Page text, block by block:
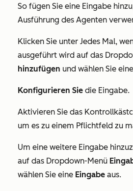
So fügen Sie eine Eingabe
Ausführung des Agenten
Klicken Sie unter Jedes Mal,
ausgeführt wird auf das
hinzufügen und wählen Sie eine
Konfigurieren Sie die Eingabe.
Aktivieren Sie das
um es zu einem Pflichtfeld zu
Um eine weitere Eingabe
auf das Dropdown-Menü
wählen Sie eine Eingabe aus.